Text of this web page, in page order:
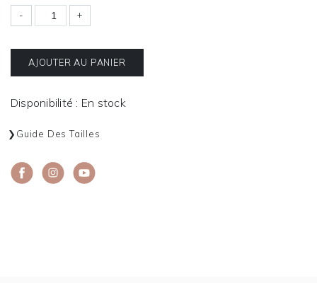
- +
AJOUTER AU PANIER
Disponibilité : En stock
Guide Des Tailles